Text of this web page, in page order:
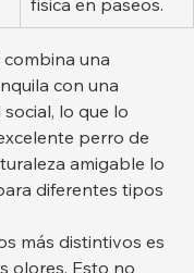
una
con una
lo que lo
perro de
amigable lo
diferentes tipos
más distintivos es
olores. Esto no